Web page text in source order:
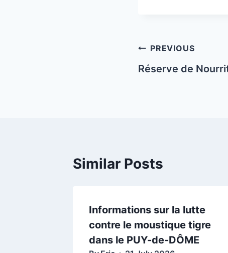
Post
navigation
PREVIOUS
Réserve de
Similar Posts
Informations sur la lutte
contre le moustique tigre
dans le PUY-de-DÔME